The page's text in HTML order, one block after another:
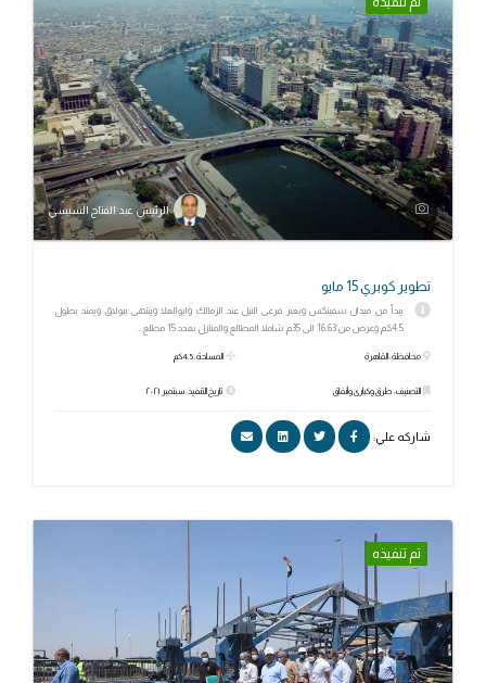
الرئيس عبد الفتاح السيسي
تطوير كوبري 15 مايو
يبدأ من ميدان سفينكس ويعبر فرعى النيل عند الزمالك وابوالعلا وينتهى ببولاق ويمتد بطول
4.5كم وعرض من 16.63 الى 35م شاملا المطالع والمنازل بعدد 15 مطلع...
محافظة: القاهرة
التصنيف: طرق وكبارى وأنفاق
المساحة: 4.5كم
تاريخ التنفيذ: سبتمبر ٢٠٢١
شاركه علي:
تم تنفيذه